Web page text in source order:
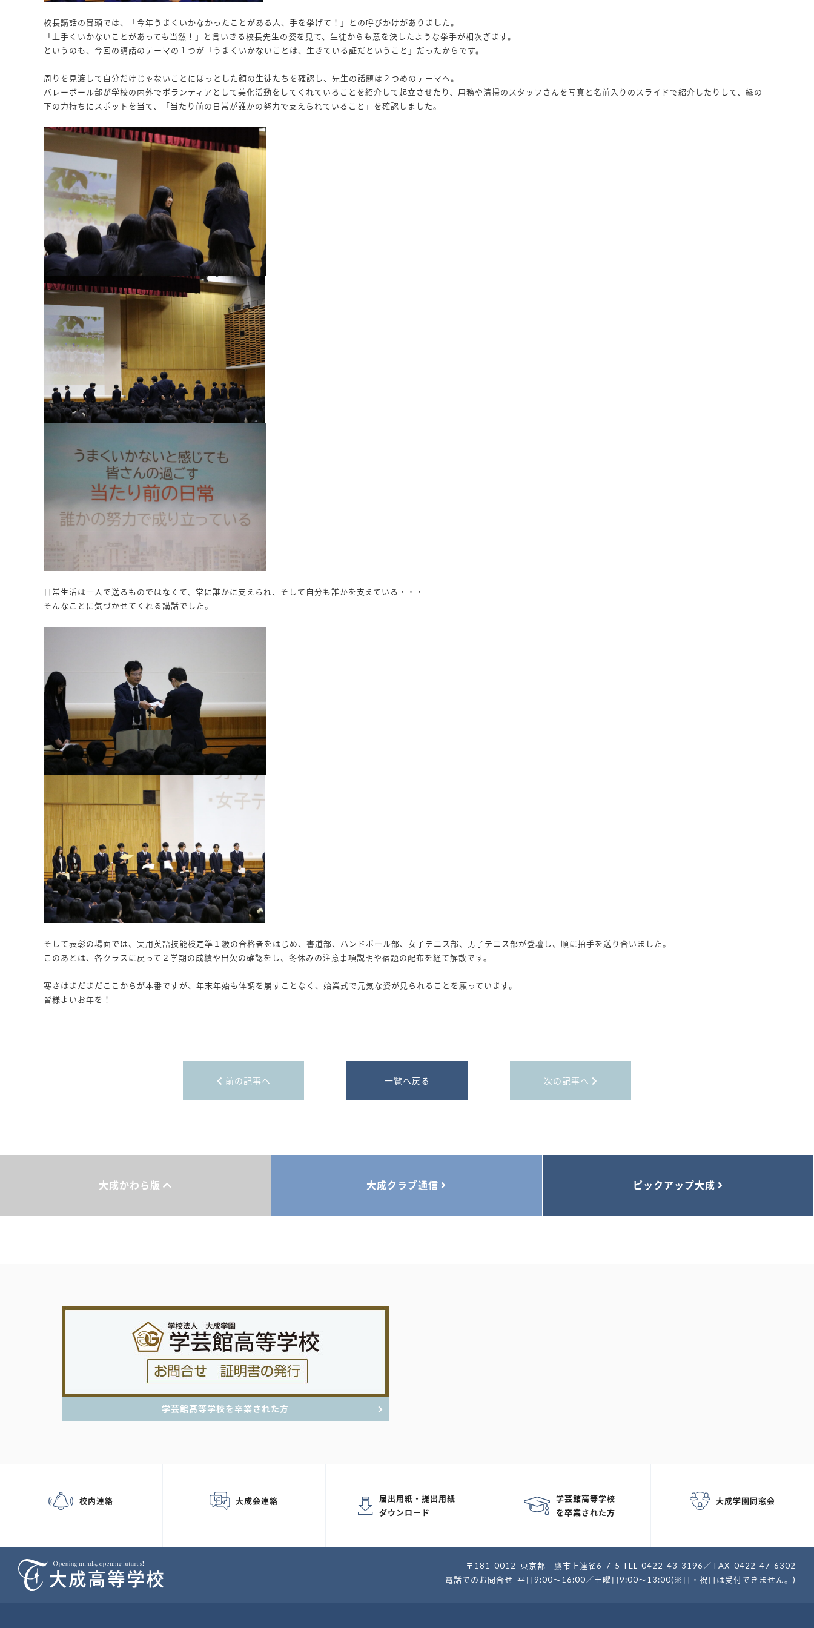
校長講話の冒頭では、「今年うまくいかなかったことがある人、手を挙げて！」との呼びかけがありました。
「上手くいかないことがあっても当然！」と言いきる校長先生の姿を見て、生徒からも意を決したような挙手が相次ぎます。
というのも、今回の講話のテーマの１つが「うまくいかないことは、生きている証だということ」だったからです。
周りを見渡して自分だけじゃないことにほっとした顔の生徒たちを確認し、先生の話題は２つめのテーマへ。
バレーボール部が学校の内外でボランティアとして美化活動をしてくれていることを紹介して起立させたり、用務や清掃のスタッフさんを写真と名前入りのスライドで紹介したりして、縁の
下の力持ちにスポットを当て、「当たり前の日常が誰かの努力で支えられていること」を確認しました。
日常生活は一人で送るものではなくて、常に誰かに支えられ、そして自分も誰かを支えている・・・
そんなことに気づかせてくれる講話でした。
そして表彰の場面では、実用英語技能検定準１級の合格者をはじめ、書道部、ハンドボール部、女子テニス部、男子テニス部が登壇し、順に拍手を送り合いました。
このあとは、各クラスに戻って２学期の成績や出欠の確認をし、冬休みの注意事項説明や宿題の配布を経て解散です。
寒さはまだまだここからが本番ですが、年末年始も体調を崩すことなく、始業式で元気な姿が見られることを願っています。
皆様よいお年を！
前の記事へ 一覧へ戻る 次の記事へ
大成かわら版 大成クラブ通信 ピックアップ大成
学芸館高等学校を卒業された方
校内連絡 大成会連絡
届出用紙・提出用紙
ダウンロード
学芸館高等学校
を卒業された方
大成学園同窓会
〒181-0012 東京都三鷹市上連雀6-7-5 TEL 0422-43-3196 FAX 0422-47-6302
電話でのお問合せ 平日9:00～16:00／土曜日9:00～13:00(※日・祝日は受付できません。)